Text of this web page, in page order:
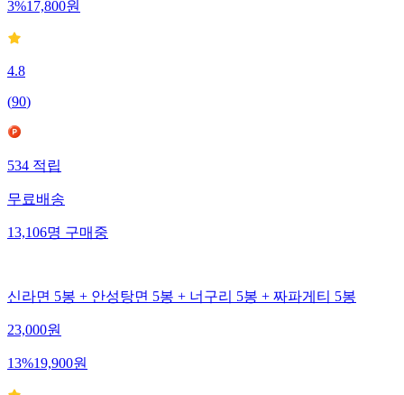
3%17,800원
4.8
(90)
534적립
무료배송
13,106명구매중
신라면 5봉 + 안성탕면 5봉 + 너구리 5봉 + 짜파게티 5봉
23,000원
13%19,900원